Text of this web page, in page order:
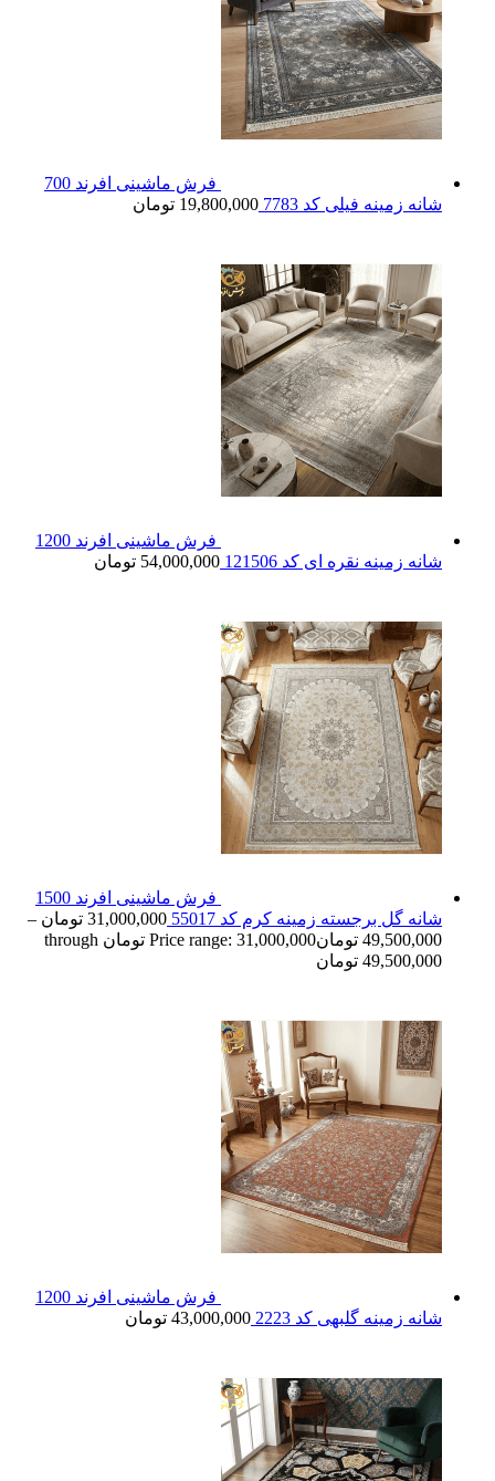
فرش ماشینی افرند 700
شانه زمینه فیلی کد 7783
19,800,000 تومان
فرش ماشینی افرند 1200
شانه زمینه نقره ای کد 121506
54,000,000 تومان
فرش ماشینی افرند 1500
شانه گل برجسته زمینه کرم کد 55017
31,000,000 تومان –
49,500,000 تومان
Price range: 31,000,000 تومان through
49,500,000 تومان
فرش ماشینی افرند 1200
شانه زمینه گلبهی کد 2223
43,000,000 تومان